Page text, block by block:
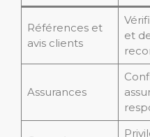
Références et
avis clients
et
Assurances